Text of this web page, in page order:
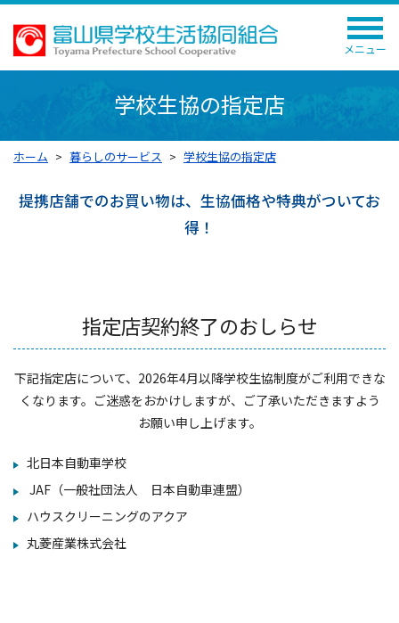
メニュー
学校生協の指定店
ホーム 暮らしのサービス 学校生協の指定店
提携店舗でのお買い物は、生協価格や特典がついてお
得！
指定店契約終了のおしらせ
下記指定店について、2026年4月以降学校生協制度がご利用できな
くなります。ご迷惑をおかけしますが、ご了承いただきますよう
お願い申し上げます。
北日本自動車学校
JAF（一般社団法人 日本自動車連盟）
ハウスクリーニングのアクア
丸菱産業株式会社